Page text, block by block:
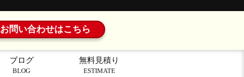
お問い合わせはこちら
ブログ
BLOG
無料見積り
ESTIMATE